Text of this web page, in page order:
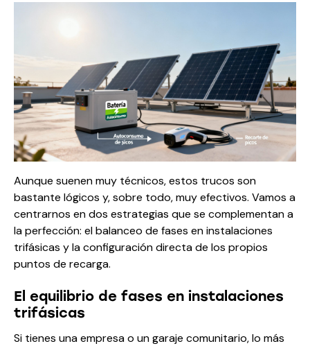
Aunque suenen muy técnicos, estos trucos son
bastante lógicos y, sobre todo, muy efectivos. Vamos a
centrarnos en dos estrategias que se complementan a
la perfección: el balanceo de fases en instalaciones
trifásicas y la configuración directa de los propios
puntos de recarga.
El equilibrio de fases en instalaciones
trifásicas
Si tienes una empresa o un garaje comunitario, lo más